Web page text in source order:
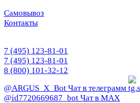
Самовывоз
Контакты
7 (495) 123-81-01
7 (495) 123-81-01
8 (800) 101-32-12
@ARGUS_X_Bot Чат в телеграмм
@id7720669687_bot Чат в МАХ